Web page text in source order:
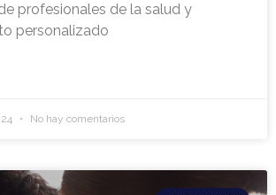
profesionales de la salud y
personalizado
No hay comentarios